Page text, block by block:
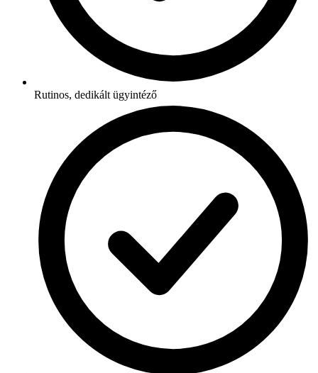
Rutinos, dedikált ügyintéző